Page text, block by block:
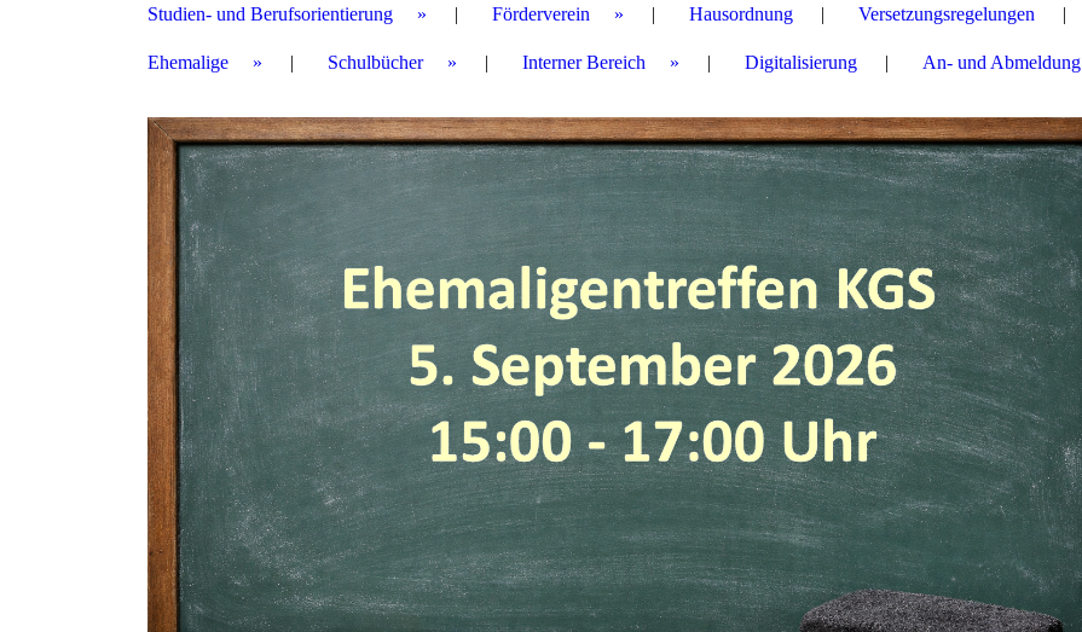
Studien- und Berufsorientierung Förderverein Hausordnung Versetzungsregelungen
Ehemalige Schulbücher Interner Bereich Digitalisierung An- und Abmeldung